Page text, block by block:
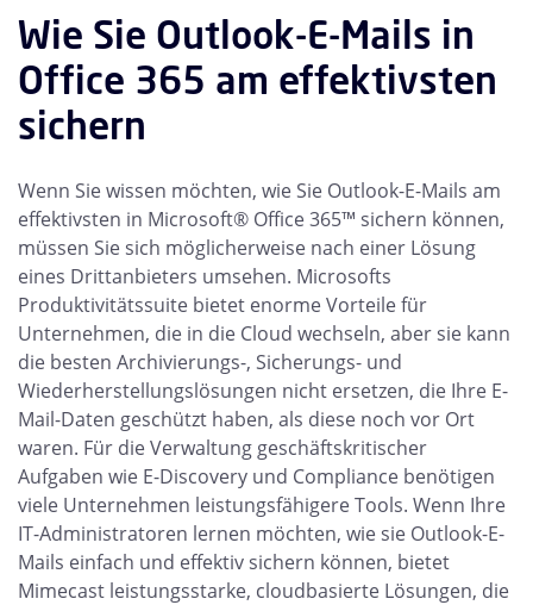
Wie Sie Outlook-E-Mails in
Office 365 am effektivsten
sichern
Wenn Sie wissen möchten, wie Sie Outlook-E-Mails am
effektivsten in Microsoft® Office 365™ sichern können,
müssen Sie sich möglicherweise nach einer Lösung
eines Drittanbieters umsehen. Microsofts
Produktivitätssuite bietet enorme Vorteile für
Unternehmen, die in die Cloud wechseln, aber sie kann
die besten Archivierungs-, Sicherungs- und
Wiederherstellungslösungen nicht ersetzen, die Ihre E-
Mail-Daten geschützt haben, als diese noch vor Ort
waren. Für die Verwaltung geschäftskritischer
Aufgaben wie E-Discovery und Compliance benötigen
viele Unternehmen leistungsfähigere Tools. Wenn Ihre
IT-Administratoren lernen möchten, wie sie Outlook-E-
Mails einfach und effektiv sichern können, bietet
Mimecast leistungsstarke, cloudbasierte Lösungen, die